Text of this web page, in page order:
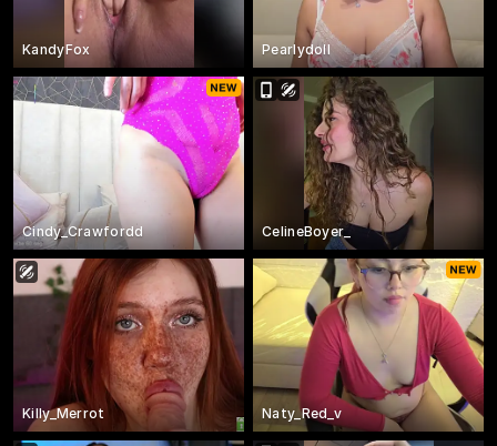
KandyFox Pearlydoll
Cindy_Crawfordd CelineBoyer_
Killy_Merrot Naty_Red_v